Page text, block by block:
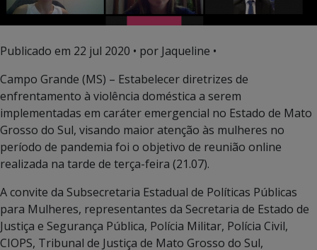
Publicado em 22 jul 2020 • por Jaqueline •
Campo Grande (MS) – Estabelecer diretrizes de
enfrentamento à violência doméstica a serem
implementadas em caráter emergencial no Estado de Mato
Grosso do Sul, visando maior atenção às mulheres no
período de pandemia foi o objetivo de reunião online
realizada na tarde de terça-feira (21.07).
A convite da Subsecretaria Estadual de Políticas Públicas
para Mulheres, representantes da Secretaria de Estado de
Justiça e Segurança Pública, Polícia Militar, Polícia Civil,
CIOPS, Tribunal de Justiça de Mato Grosso do Sul,